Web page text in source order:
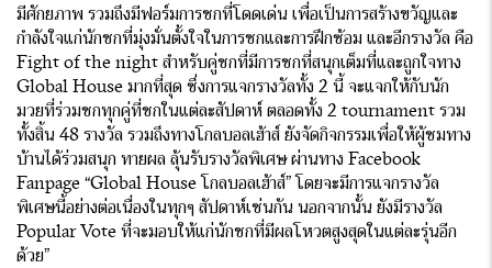
มีศักยภาพ รวมถึงมีฟอร์มการชกที่โดดเด่น เพื่อเป็นการสร้างขวัญและ
กำลังใจแก่นักชกที่มุ่งมั่นตั้งใจในการชกและการฝึกซ้อม และอีกรางวัล คือ
Fight of the night สำหรับคู่ชกที่มีการชกที่สนุกเต็มที่และถูกใจทาง
Global House มากที่สุด ซึ่งการแจกรางวัลทั้ง 2 นี้ จะแจกให้กับนัก
มวยที่ร่วมชกทุกคู่ที่ชกในแต่ละสัปดาห์ ตลอดทั้ง 2 tournament รวม
ทั้งสิ้น 48 รางวัล รวมถึงทางโกลบอลเฮ้าส์ ยังจัดกิจกรรมเพื่อให้ผู้ชมทาง
บ้านได้ร่วมสนุก ทายผล ลุ้นรับรางวัลพิเศษ ผ่านทาง Facebook
Fanpage “Global House โกลบอลเฮ้าส์” โดยจะมีการแจกรางวัล
พิเศษนี้อย่างต่อเนื่องในทุกๆ สัปดาห์เช่นกัน นอกจากนั้น ยังมีรางวัล
Popular Vote ที่จะมอบให้แก่นักชกที่มีผลโหวตสูงสุดในแต่ละรุ่นอีก
ด้วย”